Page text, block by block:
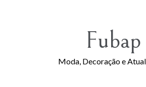
Fubap
Moda, Decoração e